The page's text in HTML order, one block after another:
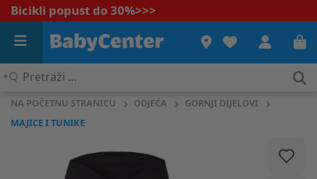
Bicikli popust do 30%>>>
Pretraži
NA POČETNU STRANICU ODJEĆA
GORNJI DIJELOVI
MAJICE I TUNIKE